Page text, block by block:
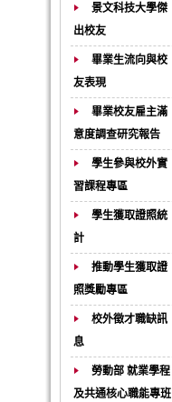
景文科技大學傑
出校友
畢業生流向與校
友表現
畢業校友雇主滿
意度調查研究報告
學生參與校外實
習課程專區
學生獲取證照統
計
推動學生獲取證
照獎勵專區
校外徵才職缺訊
息
勞動部 就業學程
及共通核心職能專班